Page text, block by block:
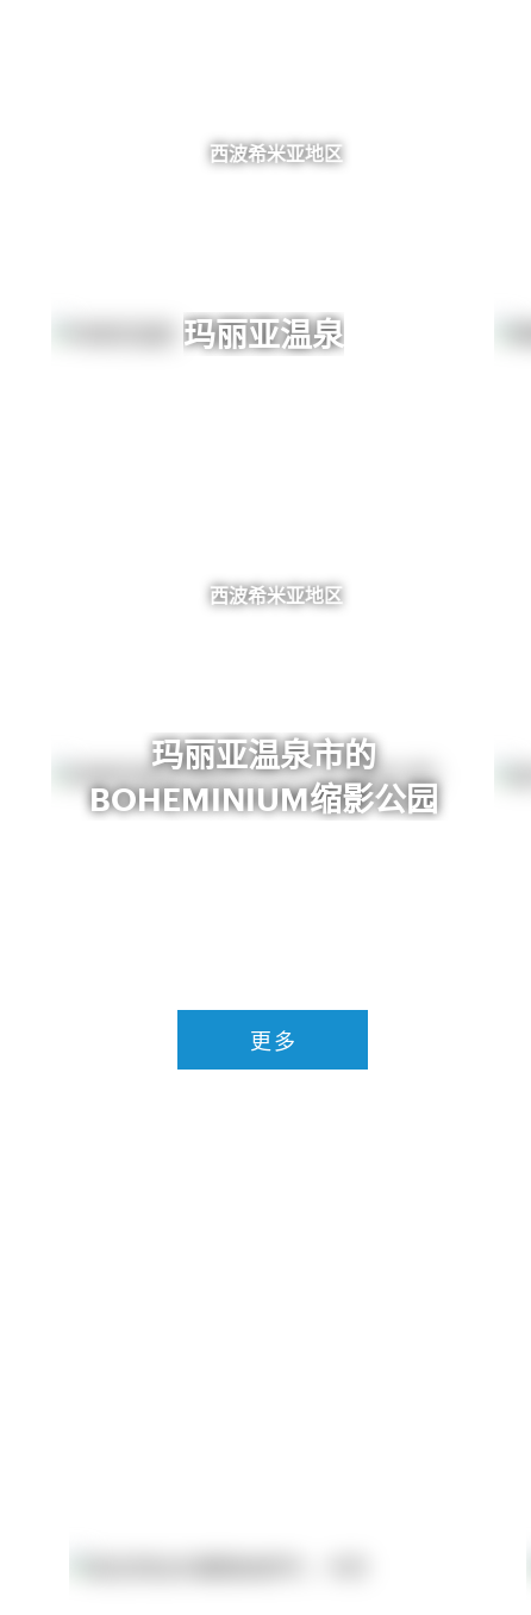
西波希米亚地区
玛丽亚温泉
西波希米亚地区
玛丽亚温泉市的
BOHEMINIUM缩影公园
更多